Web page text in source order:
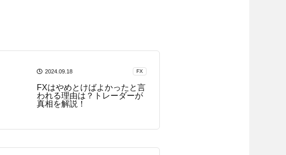
2024.09.18 FX
FXはやめとけばよかったと言
われる理由は？トレーダーが
真相を解説！